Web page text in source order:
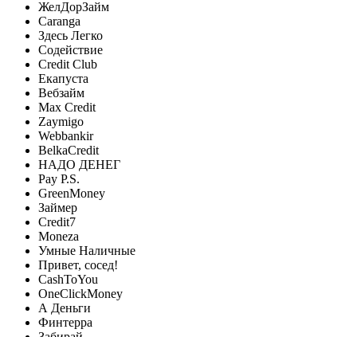
ЖелДорЗайм
Caranga
Здесь Легко
Содействие
Credit Club
Екапуста
Вебзайм
Max Credit
Zaymigo
Webbankir
BelkaCredit
НАДО ДЕНЕГ
Pay P.S.
GreenMoney
Займер
Credit7
Moneza
Умные Наличные
Привет, сосед!
CashToYou
OneClickMoney
А Деньги
Финтерра